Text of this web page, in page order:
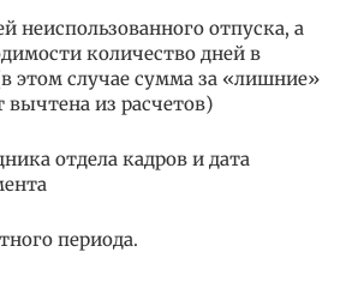
неиспользованного отпуска, а
количество дней в
этом случае сумма за «лишние»
вычтена из расчетов)
отдела кадров и дата
периода.